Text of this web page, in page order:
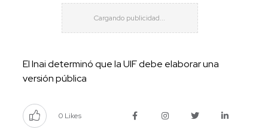
El Inai determinó que la UIF debe elaborar una
versión pública
0 Likes